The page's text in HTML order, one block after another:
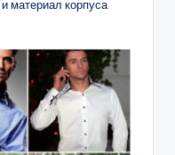
материал корпуса